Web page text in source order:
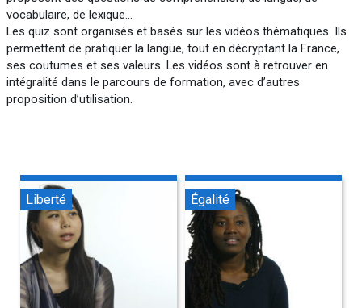
vocabulaire, de lexique…
Les quiz sont organisés et basés sur les vidéos thématiques. Ils
permettent de pratiquer la langue, tout en décryptant la France,
ses coutumes et ses valeurs. Les vidéos sont à retrouver en
intégralité dans le parcours de formation, avec d’autres
proposition d’utilisation.
Liberté Égalité